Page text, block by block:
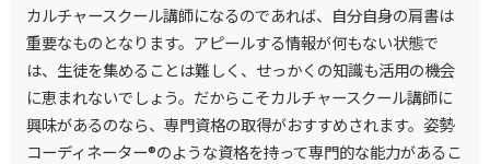
カルチャースクール講師になるのであれば、自分自身の肩書は
重要なものとなります。アピールする情報が何もない状態で
は、生徒を集めることは難しく、せっかくの知識も活用の機会
に恵まれないでしょう。だからこそカルチャースクール講師に
興味があるのなら、専門資格の取得がおすすめされます。姿勢
コーディネーター®のような資格を持って専門的な能力があるこ